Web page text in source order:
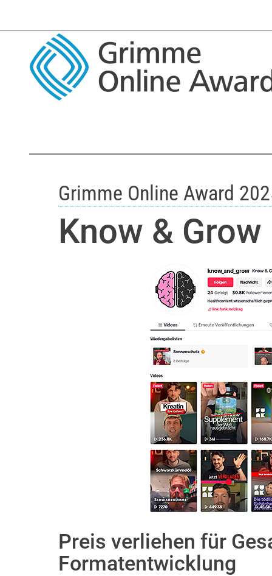
Grimme Online Award
Know & Grow
Preis verliehen für
Formatentwicklung